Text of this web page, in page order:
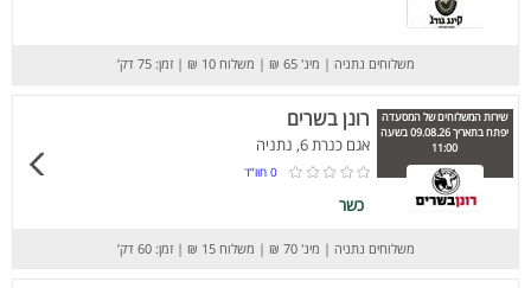
משלוחים נתניה | מינ' 65 ₪ | משלוח 10 ₪ | זמן: 75 דק’
שירות המשלוחים של המסעדה
יפתח בתאריך 09.08.26 בשעה
11:00
רונן בשרים
אגם כנרת 6, נתניה
0 חוו”ד
כשר
משלוחים נתניה | מינ' 70 ₪ | משלוח 15 ₪ | זמן: 60 דק’